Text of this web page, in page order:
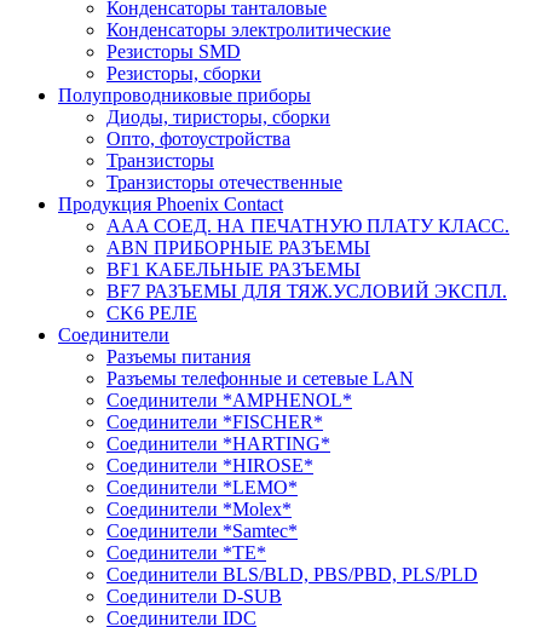
Конденсаторы танталовые
Конденсаторы электролитические
Резисторы SMD
Резисторы, сборки
Полупроводниковые приборы
Диоды, тиристоры, сборки
Опто, фотоустройства
Транзисторы
Транзисторы отечественные
Продукция Phoenix Contact
AAA СОЕД. НА ПЕЧАТНУЮ ПЛАТУ КЛАСС.
ABN ПРИБОРНЫЕ РАЗЪЕМЫ
BF1 КАБЕЛЬНЫЕ РАЗЪЕМЫ
BF7 РАЗЪЕМЫ ДЛЯ ТЯЖ.УСЛОВИЙ ЭКСПЛ.
CK6 РЕЛЕ
Соединители
Разъемы питания
Разъемы телефонные и сетевые LAN
Соединители *AMPHENOL*
Соединители *FISCHER*
Соединители *HARTING*
Соединители *HIROSE*
Соединители *LEMO*
Соединители *Molex*
Соединители *Samtec*
Соединители *TE*
Соединители BLS/BLD, PBS/PBD, PLS/PLD
Соединители D-SUB
Соединители IDC